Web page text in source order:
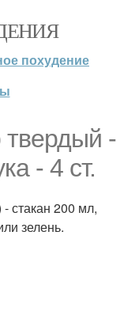
похудение
-
- 4 ст.
стакан 200 мл,
зелень.